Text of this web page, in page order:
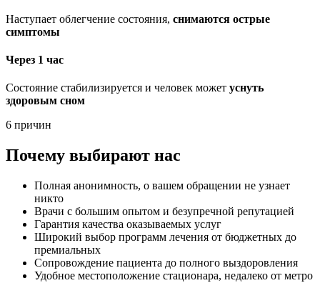
Наступает облегчение состояния, снимаются острые
симптомы
Через 1 час
Состояние стабилизируется и человек может уснуть
здоровым сном
6 причин
Почему выбирают нас
Полная анонимность, о вашем обращении не узнает
никто
Врачи с большим опытом и безупречной репутацией
Гарантия качества оказываемых услуг
Широкий выбор программ лечения от бюджетных до
премиальных
Сопровождение пациента до полного выздоровления
Удобное местоположение стационара, недалеко от метро